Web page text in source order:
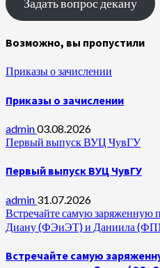
Возможно, вы пропустили
Приказы о зачислении
Приказы о зачислении
admin03.08.2026
Первый выпуск ВУЦ ЧувГУ
Первый выпуск ВУЦ ЧувГУ
admin 31.07.2026
Встречайте самую заряженную
Диану (ФЭиЭТ) и Даниила
Встречайте самую